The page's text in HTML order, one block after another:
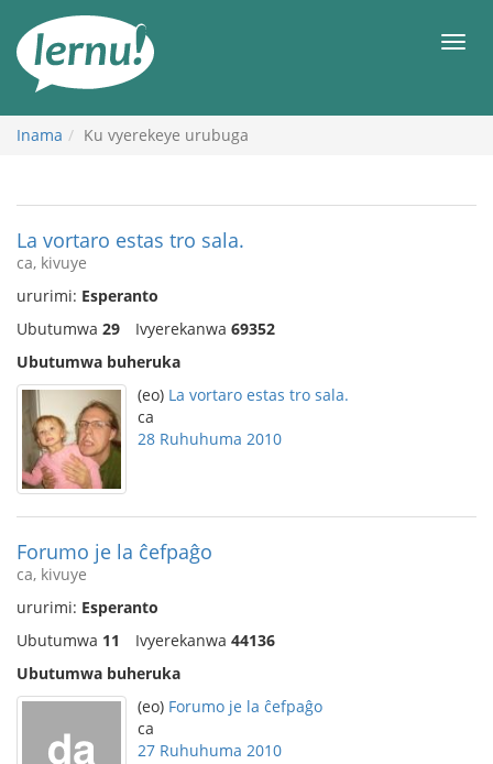
rupapuro
rw'ibirimwo
Inama Ku vyerekeye urubuga
La vortaro estas tro sala.
ca, kivuye
ururimi: Esperanto
Ubutumwa 29 Ivyerekanwa 69352
Ubutumwa buheruka
(eo) La vortaro estas tro sala.
ca
28 Ruhuhuma 2010
Forumo je la ĉefpaĝo
ca, kivuye
ururimi: Esperanto
Ubutumwa 11 Ivyerekanwa 44136
Ubutumwa buheruka
(eo) Forumo je la ĉefpaĝo
ca
27 Ruhuhuma 2010